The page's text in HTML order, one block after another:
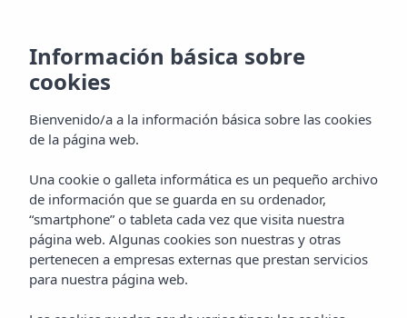
Ubicación de Insotel
Formentera Playa
Inicio Hoteles
Formentera
Insotel Hotel Formentera Playa ****
Ubicación
Hotel frente al mar en una de las
Información básica sobre
cookies
Bienvenido/a a la información básica sobre las cookies
de la página web.
Una cookie o galleta informática es un pequeño archivo
de información que se guarda en su ordenador,
“smartphone” o tableta cada vez que visita nuestra
página web. Algunas cookies son nuestras y otras
pertenecen a empresas externas que prestan servicios
para nuestra página web.